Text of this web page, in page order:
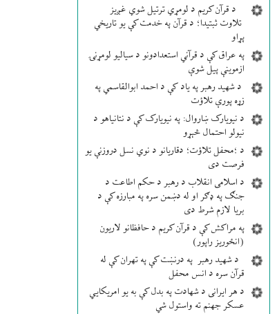
د قرآن کریم د لومړي ترتیل شوي غږیز
تلاوت ثبتیدا؛ د قرآن په خدمت کې یو تاریخي
پړاو
په عراق کې د قرآني استعدادونو د سیالیو لومړنۍ
ازموینې پیل شوې
د شهید رهبر په یاد کې د احمد ابوالقاسمي په
زړه پورې تلاؤت
د نیویارک ښاروال: په نیویارک کې د نتانیاهو د
نیولو احتمال څېړو
د ؛محفل تلاؤت؛ دقاریانو د نوي نسل دروزنې یو
فرصت دی
د اسلامی انقلاب د رهبر د حکم اطاعت د
جنګ په ډګر او له دښمن سره په مبارزه کې د
بریا لازم شرط دی
په مراکش کې د قرآن کریم د حافظانو لاریون
(انځوریز راپور)
د شهید رهبر په درنښت کې په تهران کې له
قرآن سره د انس محفل
د هر ایرانی د شهادت په بدل کې به یو امریکایي
عسکر جهنم ته واستول شي